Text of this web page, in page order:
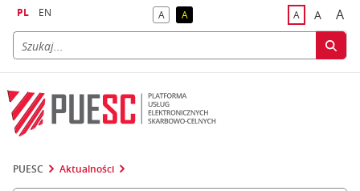
PL EN Akontrast domyślny
Akontrast żółty tekst na czarnym tle
Adomyślna
A A
PUESC Aktualności